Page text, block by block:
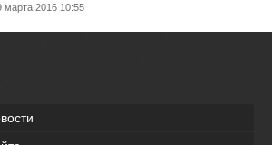
марта 2016 10:55